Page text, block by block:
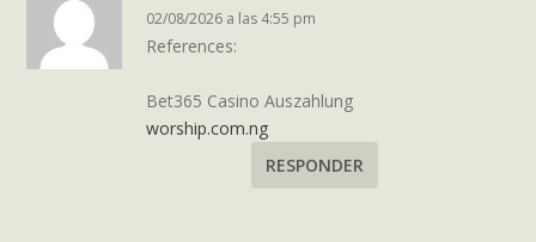
02/08/2026 a las 4:55 pm
References:
Bet365 Casino Auszahlung
worship.com.ng
RESPONDER